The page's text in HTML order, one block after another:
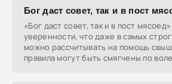
Бог даст совет, так и в пост
«Бог даст совет, так и в пост
уверенности, что даже в самых
можно рассчитывать на помощь
правила могут быть смягчены по